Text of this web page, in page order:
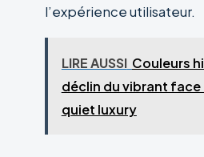
l’expérience utilisateur.
LIRE AUSSI Couleurs
déclin du vibrant face
quiet luxury